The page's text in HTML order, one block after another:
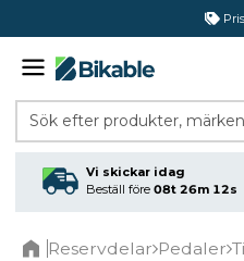
Sök efter produkter,
Vi skickar idag
Beställ före 08t 26m 12s
Reservdelar Pedaler